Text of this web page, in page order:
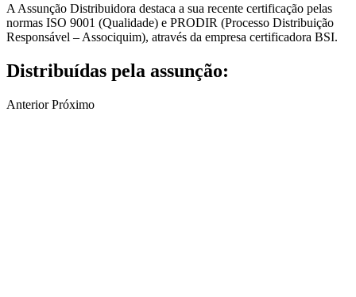
A Assunção Distribuidora destaca a sua recente certificação pelas
normas ISO 9001 (Qualidade) e PRODIR (Processo Distribuição
Responsável – Associquim), através da empresa certificadora BSI.
Distribuídas pela assunção:
Anterior Próximo